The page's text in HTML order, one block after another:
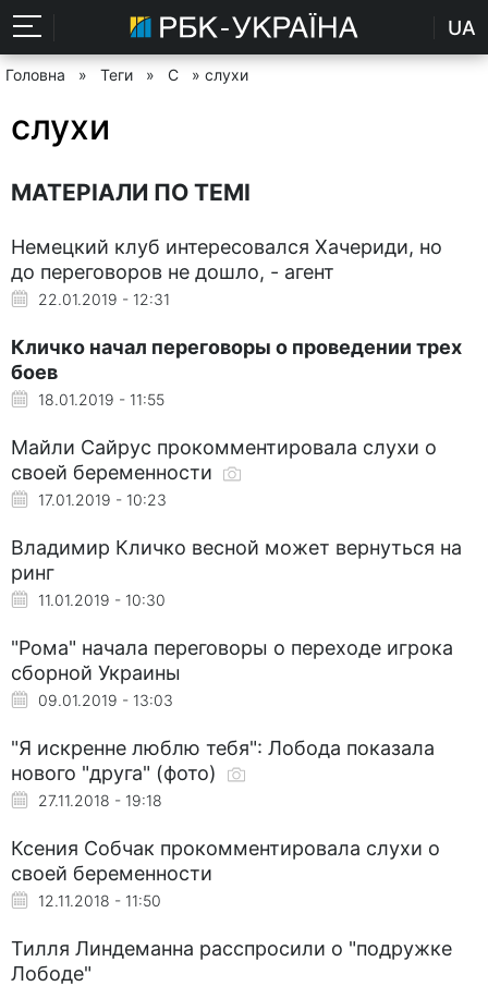
UA
Головна » Теги » С » слухи
слухи
МАТЕРІАЛИ ПО ТЕМІ
Немецкий клуб интересовался Хачериди, но
до переговоров не дошло, - агент
22.01.2019 - 12:31
Кличко начал переговоры о проведении трех
боев
18.01.2019 - 11:55
Майли Сайрус прокомментировала слухи о
своей беременности
17.01.2019 - 10:23
Владимир Кличко весной может вернуться на
ринг
11.01.2019 - 10:30
"Рома" начала переговоры о переходе игрока
сборной Украины
09.01.2019 - 13:03
"Я искренне люблю тебя": Лобода показала
нового "друга" (фото)
27.11.2018 - 19:18
Ксения Собчак прокомментировала слухи о
своей беременности
12.11.2018 - 11:50
Тилля Линдеманна расспросили о "подружке
Лободе"